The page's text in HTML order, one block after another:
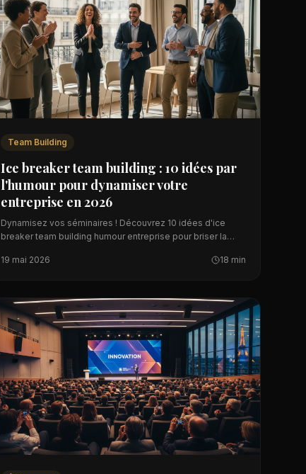
Team Building
Ice breaker team building : 10 idées par
l'humour pour dynamiser votre
entreprise en 2026
Dynamisez vos séminaires ! Découvrez 10 idées d'ice
breaker team building humour entreprise pour briser la
19 mai 2026
18 min